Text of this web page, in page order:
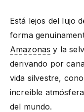
Está lejos del lujo
forma
Amazonas y la
derivando por
vida silvestre,
increíble
del mundo.